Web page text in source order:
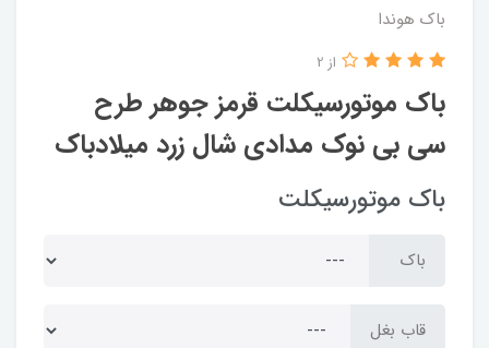
باک هوندا
باک موتورسیکلت قرمز جوهر طرح
سی بی نوک مدادی شال زرد میلادباک
از 2
باک موتورسیکلت
باک
قاب بغل